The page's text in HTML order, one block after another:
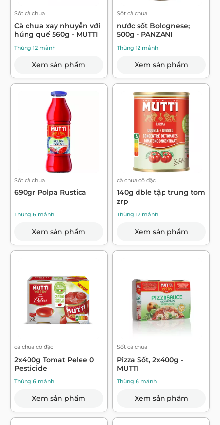
Sốt cà chua
Cà chua xay nhuyễn với
húng quế 560g - MUTTI
Thùng 12 mảnh
Xem sản phẩm
Sốt cà chua
nước sốt Bolognese;
500g - PANZANI
Thùng 12 mảnh
Xem sản phẩm
Sốt cà chua
690gr Polpa Rustica
Thùng 6 mảnh
Xem sản phẩm
cà chua cô đặc
140g dble tập trung tom
zrp
Thùng 12 mảnh
Xem sản phẩm
cà chua cô đặc
2x400g Tomat Pelee 0
Pesticide
Thùng 6 mảnh
Xem sản phẩm
Sốt cà chua
Pizza Sốt, 2x400g -
MUTTI
Thùng 6 mảnh
Xem sản phẩm